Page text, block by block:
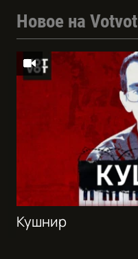
Новое на Votvot
Кушнир